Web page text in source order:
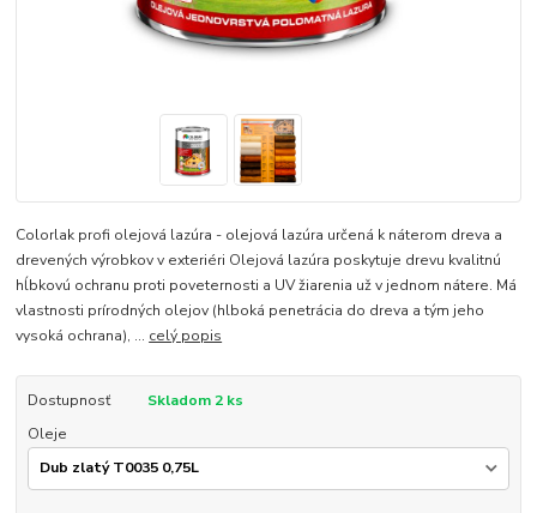
Colorlak profi olejová lazúra - olejová lazúra určená k náterom dreva a
drevených výrobkov v exteriéri Olejová lazúra poskytuje drevu kvalitnú
hĺbkovú ochranu proti poveternosti a UV žiarenia už v jednom nátere. Má
vlastnosti prírodných olejov (hlboká penetrácia do dreva a tým jeho
vysoká ochrana), ... celý popis
Dostupnosť
Skladom 2 ks
Oleje